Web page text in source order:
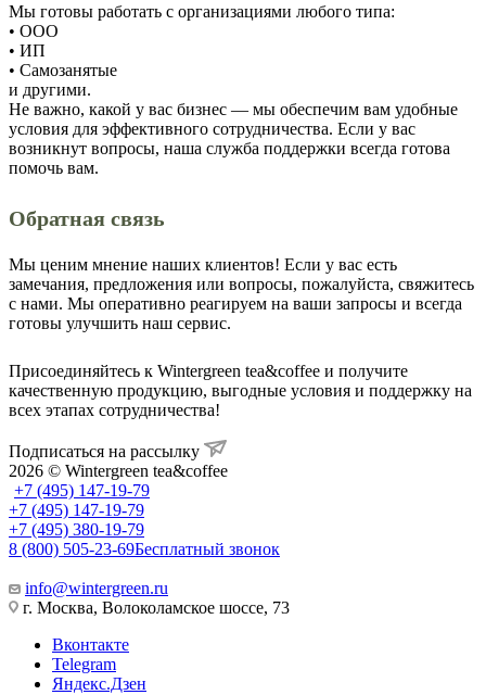
Мы готовы работать с организациями любого типа:
• ООО
• ИП
• Самозанятые
и другими.
Не важно, какой у вас бизнес — мы обеспечим вам удобные
условия для эффективного сотрудничества. Если у вас
возникнут вопросы, наша служба поддержки всегда готова
помочь вам.
Обратная связь
Мы ценим мнение наших клиентов! Если у вас есть
замечания, предложения или вопросы, пожалуйста, свяжитесь
с нами. Мы оперативно реагируем на ваши запросы и всегда
готовы улучшить наш сервис.
Присоединяйтесь к Wintergreen tea&coffee и получите
качественную продукцию, выгодные условия и поддержку на
всех этапах сотрудничества!
Подписаться на рассылку
2026 © Wintergreen tea&coffee
+7 (495) 147-19-79
+7 (495) 147-19-79
+7 (495) 380-19-79
8 (800) 505-23-69Бесплатный звонок
info@wintergreen.ru
г. Москва, Волоколамское шоссе, 73
Вконтакте
Telegram
Яндекс.Дзен